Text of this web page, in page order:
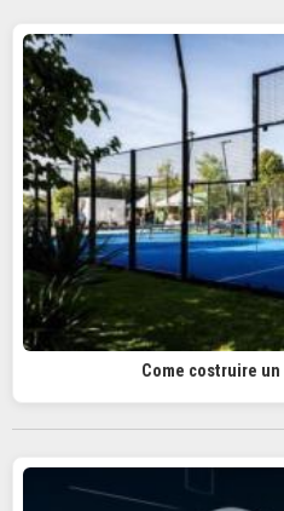
Come costruire un